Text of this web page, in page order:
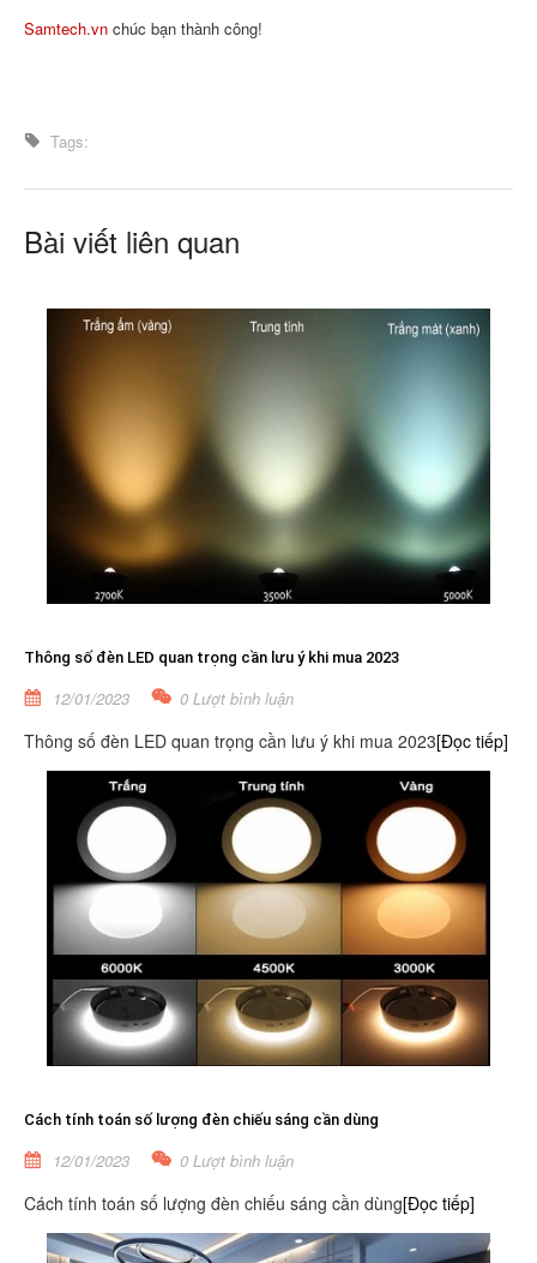
Samtech.vn chúc bạn thành công!
Tags:
Bài viết liên quan
Thông số đèn LED quan trọng cần lưu ý khi mua 2023
12/01/2023 0 Lượt bình luận
Thông số đèn LED quan trọng cần lưu ý khi mua 2023[Đọc tiếp]
Cách tính toán số lượng đèn chiếu sáng cần dùng
12/01/2023 0 Lượt bình luận
Cách tính toán số lượng đèn chiếu sáng cần dùng[Đọc tiếp]